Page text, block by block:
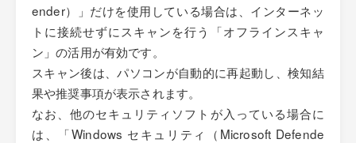
ender）」だけを使用している場合は、インターネッ
トに接続せずにスキャンを行う「オフラインスキャ
ン」の活用が有効です。
スキャン後は、パソコンが自動的に再起動し、検知結
果や推奨事項が表示されます。
なお、他のセキュリティソフトが入っている場合に
は、「Windows セキュリティ（Microsoft Defende